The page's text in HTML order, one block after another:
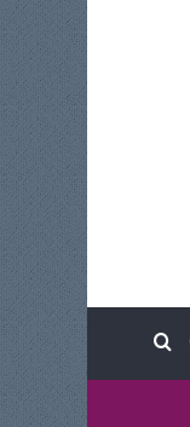
عمود جانبي
الوضع المظلم
بحث عن